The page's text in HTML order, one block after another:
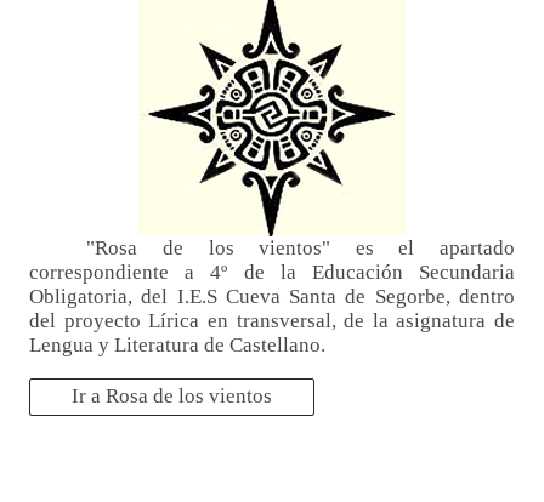
"Rosa de los vientos" es el apartado
correspondiente a 4º de la Educación Secundaria
Obligatoria, del I.E.S Cueva Santa de Segorbe, dentro
del proyecto Lírica en transversal, de la asignatura de
Lengua y Literatura de Castellano.
Ir a Rosa de los vientos